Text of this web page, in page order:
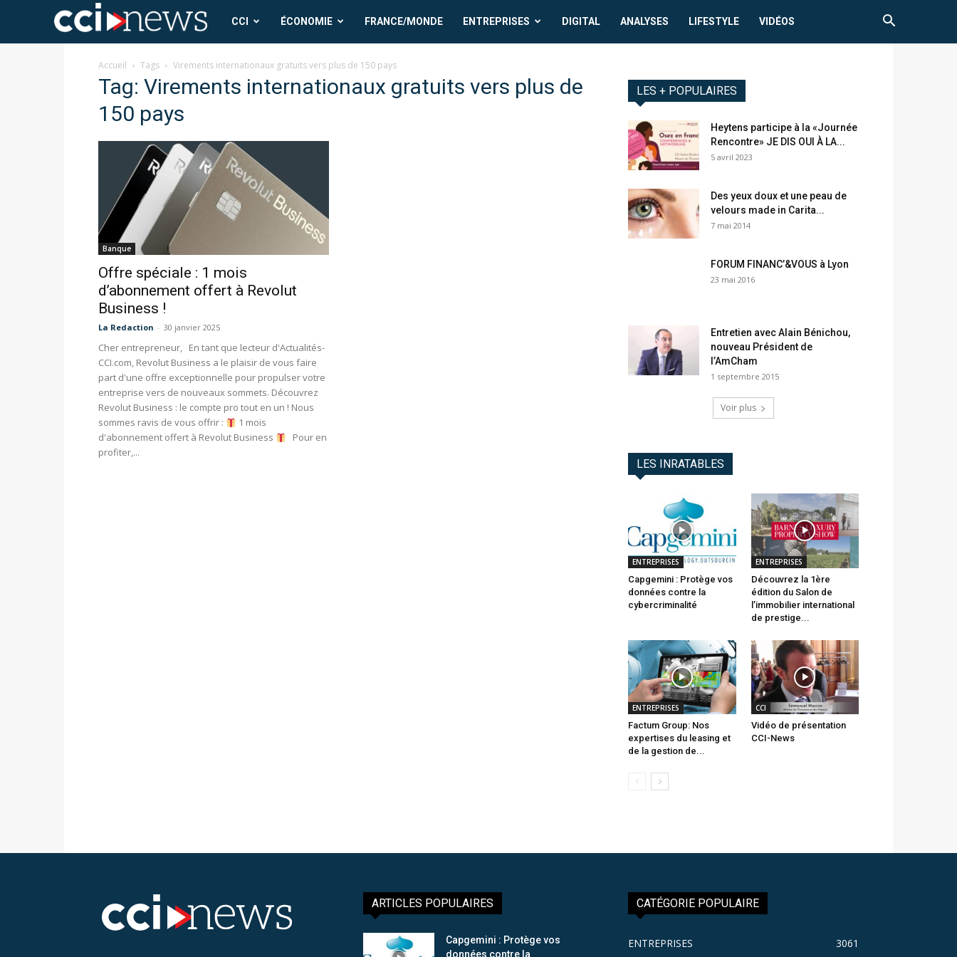
CCI
News
CCI ÉCONOMIE FRANCE/MONDE ENTREPRISES DIGITAL ANALYSES LIFESTYLE VIDÉOS
Accueil Tags Virements internationaux gratuits vers plus de 150 pays
Tag: Virements internationaux gratuits vers plus de
150 pays
Banque
Offre spéciale : 1 mois
d’abonnement offert à Revolut
Business !
La Redaction - 30 janvier 2025
Cher entrepreneur, En tant que lecteur d'Actualités-
CCI.com, Revolut Business a le plaisir de vous faire
part d'une offre exceptionnelle pour propulser votre
entreprise vers de nouveaux sommets. Découvrez
Revolut Business : le compte pro tout en un ! Nous
sommes ravis de vous offrir :
1 mois
d'abonnement offert à Revolut Business
Pour en
profiter,...
LES + POPULAIRES
Heytens participe à la «Journée
Rencontre» JE DIS OUI À LA...
5 avril 2023
Des yeux doux et une peau de
velours made in Carita...
7 mai 2014
FORUM FINANC’&VOUS à Lyon
23 mai 2016
Entretien avec Alain Bénichou,
nouveau Président de
l’AmCham
1 septembre 2015
Voir plus
LES INRATABLES
ENTREPRISES
Capgemini : Protège vos
données contre la
cybercriminalité
ENTREPRISES
Découvrez la 1ère
édition du Salon de
l’immobilier international
de prestige...
ENTREPRISES
Factum Group: Nos
expertises du leasing et
de la gestion de...
CCI
Vidéo de présentation
CCI-News
ARTICLES POPULAIRES
Capgemini : Protège vos
données contre la
CATÉGORIE POPULAIRE
ENTREPRISES 3061